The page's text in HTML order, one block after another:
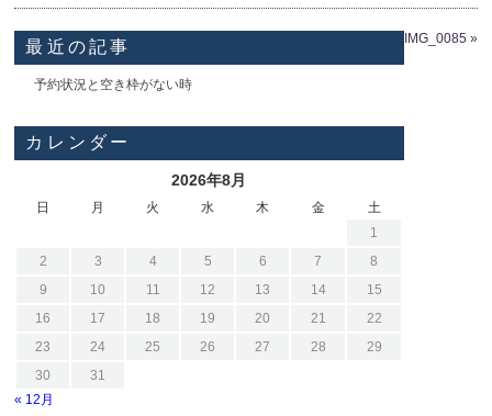
IMG_0085 »
最近の記事
予約状況と空き枠がない時
カレンダー
2026年8月
日 月 火 水 木 金
土
1
2
3 4 5 6 7
8
9
10 11 12 13 14
15
16
17 18 19 20 21
22
23
24 25 26 27 28
29
30
31
« 12月